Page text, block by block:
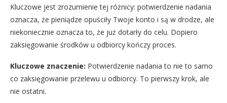
Kluczowe jest zrozumienie tej różnicy: potwierdzenie nadania
oznacza, że pieniądze opuściły Twoje konto i są w drodze, ale
niekoniecznie oznacza to, że już dotarły do celu. Dopiero
zaksięgowanie środków u odbiorcy kończy proces.
Kluczowe znaczenie: Potwierdzenie nadania to nie to samo
co zaksięgowanie przelewu u odbiorcy. To pierwszy krok, ale
nie ostatni.